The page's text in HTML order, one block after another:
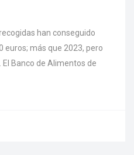
han conseguido
euros; más que 2023, pero
Banco de Alimentos de